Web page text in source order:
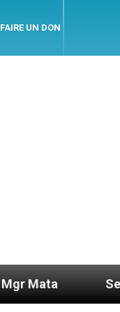
FAIRE UN DON
Sept signes